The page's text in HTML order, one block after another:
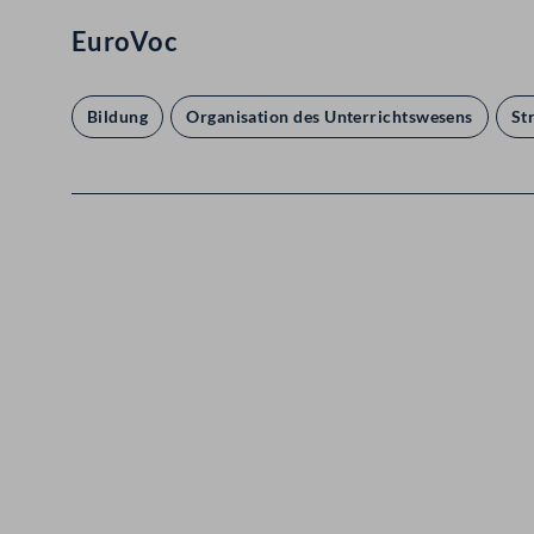
EuroVoc
Bildung Organisation des Unterrichtswesens